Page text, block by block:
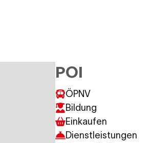
POI
ÖPNV
Bildung
Einkaufen
Dienstleistungen